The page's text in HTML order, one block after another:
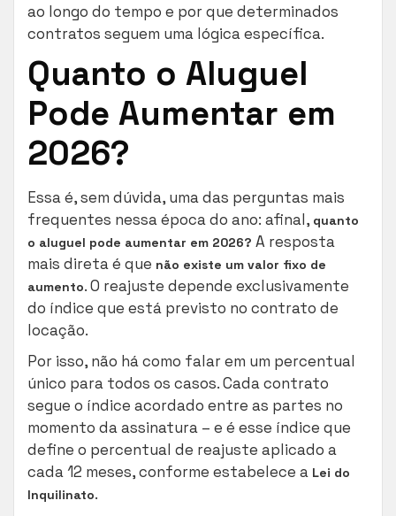
ao longo do tempo e por que determinados
contratos seguem uma lógica específica.
Quanto o Aluguel
Pode Aumentar em
2026?
Essa é, sem dúvida, uma das perguntas mais
frequentes nessa época do ano: afinal, quanto
o aluguel pode aumentar em 2026? A resposta
mais direta é que não existe um valor fixo de
aumento. O reajuste depende exclusivamente
do índice que está previsto no contrato de
locação.
Por isso, não há como falar em um percentual
único para todos os casos. Cada contrato
segue o índice acordado entre as partes no
momento da assinatura – e é esse índice que
define o percentual de reajuste aplicado a
cada 12 meses, conforme estabelece a Lei do
Inquilinato.